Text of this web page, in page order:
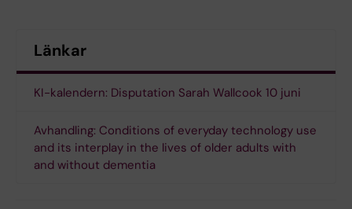
Länkar
KI-kalendern: Disputation Sarah Wallcook 10 juni
Avhandling: Conditions of everyday technology use
and its interplay in the lives of older adults with
and without dementia